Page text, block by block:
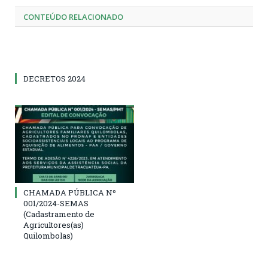
CONTEÚDO RELACIONADO
DECRETOS 2024
CHAMADA PÚBLICA Nº
001/2024-SEMAS
(Cadastramento de
Agricultores(as)
Quilombolas)